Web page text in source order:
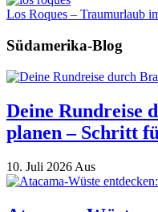
Los Roques – Traumurlaub
Südamerika-Blog
Deine Rundreise
planen – Schritt
10. Juli 2026 Aus